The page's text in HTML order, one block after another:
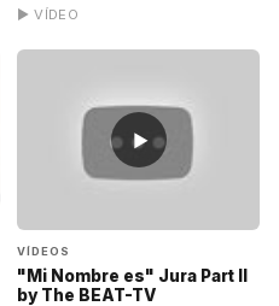
▶ VÍDEO
▶
VÍDEOS
"Mi Nombre es" Jura Part II
by The BEAT-TV